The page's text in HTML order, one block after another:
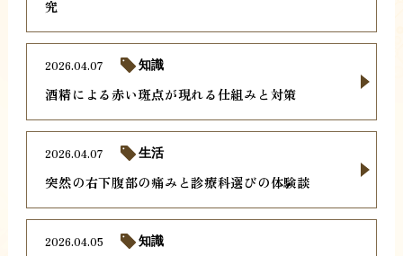
究
酒精による赤い斑点が現れる仕組みと対策
2026.04.07 知識
突然の右下腹部の痛みと診療科選びの体験談
2026.04.07 生活
2026.04.05 知識